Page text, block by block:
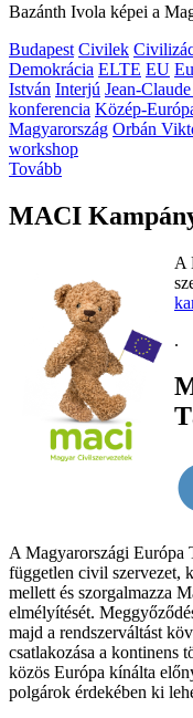
Bazánth Ivola képei a
Budapest Civilek
Demokrácia ELTE EU
István Interjú Jean-
konferencia Közép-
Magyarország Orbán
workshop
Tovább
MACI
A
.
A Magyarországi Európa
független civil szervezet,
mellett és szorgalmazza
elmélyítését.
majd a rendszerváltást
csatlakozása a kontinens
közös Európa kínálta
polgárok érdekében ki